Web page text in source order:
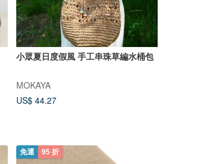
小眾夏日度假風 手工串珠草編水桶包
MOKAYA
US$ 44.27
免運 95 折